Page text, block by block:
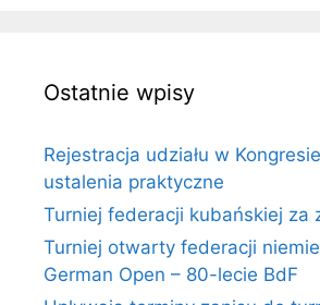
Ostatnie wpisy
Rejestracja udziału w
ustalenia praktyczne
Turniej federacji kubańskiej za
Turniej otwarty federacji
German Open – 80-lecie BdF